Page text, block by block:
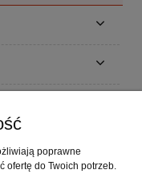
poprawne
ofertę do Twoich potrzeb.